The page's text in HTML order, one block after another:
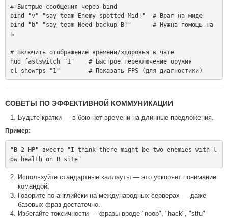
# Быстрые сообщения через bind
bind "v" "say_team Enemy spotted Mid!"  # Враг на миде
bind "b" "say_team Need backup B!"      # Нужна помощь на
Б
# Включить отображение времени/здоровья в чате
hud_fastswitch "1"    # Быстрое переключение оружия
СОВЕТЫ ПО ЭФФЕКТИВНОЙ КОММУНИКАЦИИ
Будьте кратки — в бою нет времени на длинные предложения.
Пример:
"B 2 HP" вместо "I think there might be two enemies with l
Используйте стандартные каллауты — это ускоряет понимание
командой.
Говорите по-английски на международных серверах — даже
базовых фраз достаточно.
Избегайте токсичности — фразы вроде "noob", "hack", "stfu"